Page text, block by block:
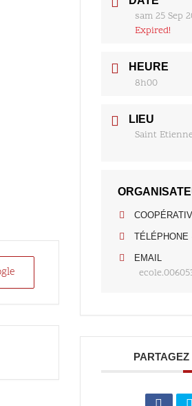
sam 25 Sep
Expired!
HEURE
8h00
LIEU
Saint
TÉLÉPHONE
EMAIL